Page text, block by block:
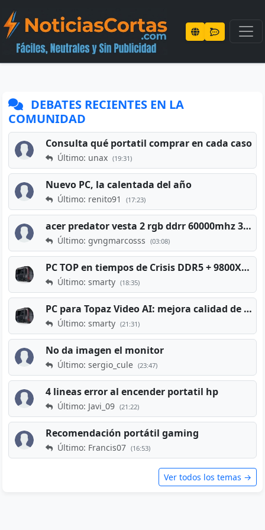
DEBATES RECIENTES EN LA
COMUNIDAD
Consulta qué portatil comprar en cada caso
Último: unax (19:31)
Nuevo PC, la calentada del año
Último: renito91 (17:23)
acer predator vesta 2 rgb ddrr 60000mhz 32gb x2 16gb
Último: gvngmarcosss (03:08)
PC TOP en tiempos de Crisis DDR5 + 9800X3D + RTX 5080 [2026][2400€]
Último: smarty (18:35)
PC para Topaz Video AI: mejora calidad de vídeos viejos
Último: smarty (21:31)
No da imagen el monitor
Último: sergio_cule (23:47)
4 lineas error al encender portatil hp
Último: Javi_09 (21:22)
Recomendación portátil gaming
Último: Francis07 (16:53)
Ver todos los temas →